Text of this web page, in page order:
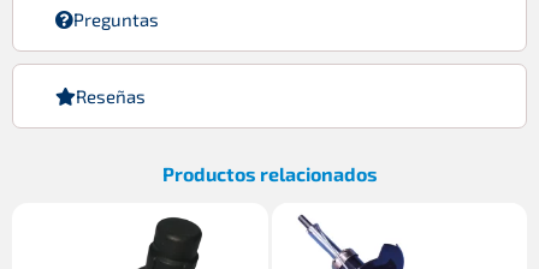
Preguntas
Reseñas
Productos relacionados